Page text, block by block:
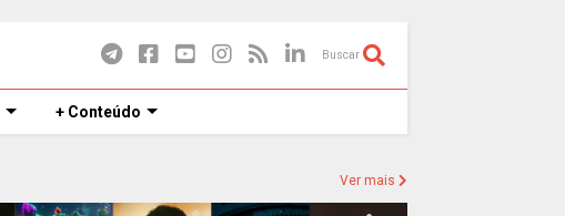
Buscar
+ Conteúdo
Ver mais